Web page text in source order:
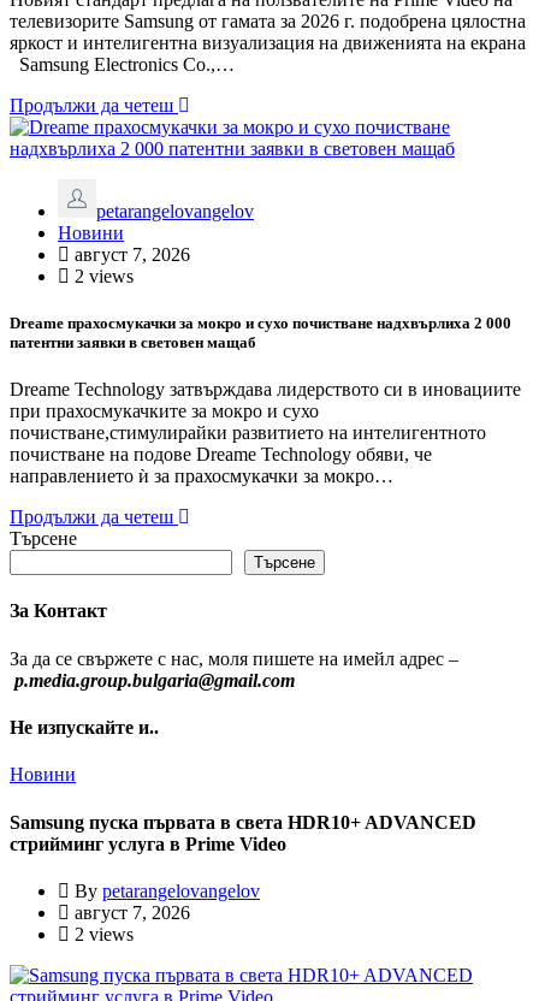
телевизорите Samsung от гамата за 2026 г. подобрена цялостна
яркост и интелигентна визуализация на движенията на екрана
Samsung Electronics Co.,…
Продължи да четеш
petarangelovangelov
Новини
август 7, 2026
2 views
Dreame прахосмукачки за мокро и сухо почистване надхвърлиха 2 000
патентни заявки в световен мащаб
Dreame Technology затвърждава лидерството си в иновациите
при прахосмукачките за мокро и сухо
почистване,стимулирайки развитието на интелигентното
почистване на подове Dreame Technology обяви, че
направлението ѝ за прахосмукачки за мокро…
Продължи да четеш
Търсене
Търсене
За Контакт
За да се свържете с нас, моля пишете на имейл адрес –
p.media.group.bulgaria@gmail.com
Не изпускайте и..
Новини
Samsung пуска първата в света HDR10+ ADVANCED
стрийминг услуга в Prime Video
By petarangelovangelov
август 7, 2026
2 views